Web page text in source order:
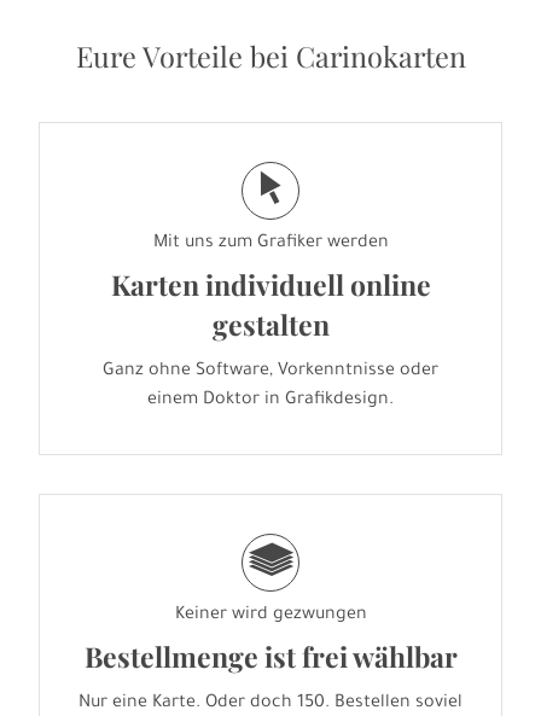
Eure Vorteile bei Carinokarten
j
Mit uns zum Grafiker werden
Karten individuell online
gestalten
Ganz ohne Software, Vorkenntnisse oder
einem Doktor in Grafikdesign.
g
Keiner wird gezwungen
Bestellmenge ist frei wählbar
Nur eine Karte. Oder doch 150. Bestellen soviel